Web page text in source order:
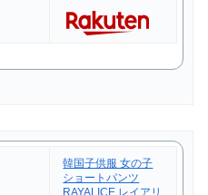
韓国子供服 女の子
ショートパンツ